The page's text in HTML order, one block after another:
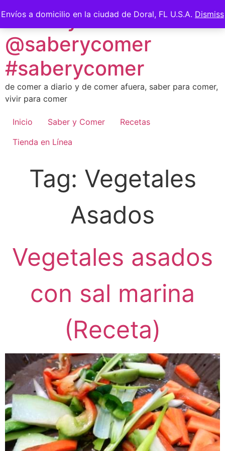
Envíos a domicilio en la ciudad de Doral, FL U.S.A. Dismiss
to
content
Saber y Comer -
@saberycomer
#saberycomer
de comer a diario y de comer afuera, saber para comer,
vivir para comer
Inicio Saber y Comer
Recetas
Tienda en Línea
Tag: Vegetales
Asados
Vegetales asados
con sal marina
(Receta)